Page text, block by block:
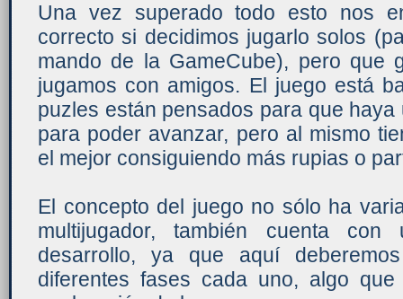
Una vez superado todo esto nos
correcto si decidimos jugarlo solos
mando de la GameCube), pero que
jugamos con amigos. El juego está
puzles están pensados para que
para poder avanzar, pero al mismo
el mejor consiguiendo más rupias o
El concepto del juego no sólo ha
multijugador, también cuenta
desarrollo, ya que aquí
diferentes fases cada uno, algo